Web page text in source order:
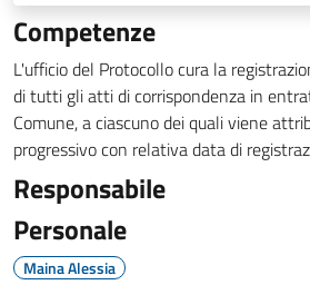
Competenze
L'ufficio del Protocollo cura la
di tutti gli atti di corrispondenza in
Comune, a ciascuno dei quali viene
progressivo con relativa data di
Responsabile
Personale
Maina Alessia